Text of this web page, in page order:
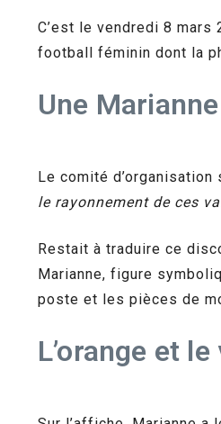
C’est le vendredi 8
football féminin dont la
Une
Le comité
le rayonnement de ces
Restait à traduire ce
Marianne, figure
poste et les pièces de
L’orange et